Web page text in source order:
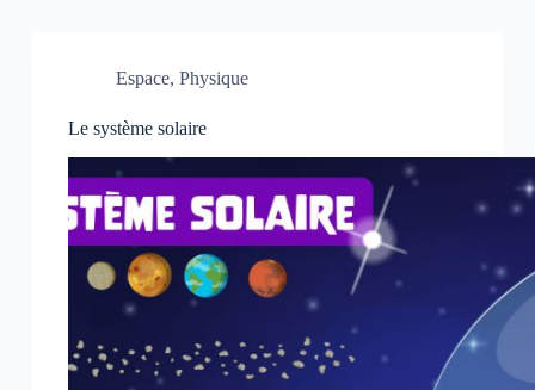
Espace, Physique
Le système solaire